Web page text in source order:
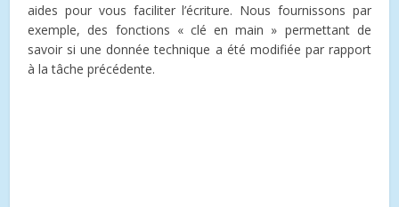
aides pour vous faciliter l’écriture. Nous fournissons par
exemple, des fonctions « clé en main » permettant de
savoir si une donnée technique a été modifiée par rapport
à la tâche précédente.